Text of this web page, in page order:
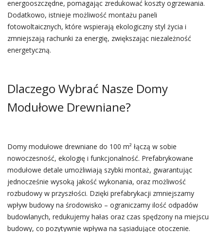
energooszczędne, pomagając zredukować koszty ogrzewania.
Dodatkowo, istnieje możliwość montażu paneli
fotowoltaicznych, które wspierają ekologiczny styl życia i
zmniejszają rachunki za energię, zwiększając niezależność
energetyczną.
Dlaczego Wybrać Nasze Domy
Modułowe Drewniane?
Domy modułowe drewniane do 100 m² łączą w sobie
nowoczesność, ekologię i funkcjonalność. Prefabrykowane
modułowe detale umożliwiają szybki montaż, gwarantując
jednocześnie wysoką jakość wykonania, oraz możliwość
rozbudowy w przyszłości. Dzięki prefabrykacji zmniejszamy
wpływ budowy na środowisko – ograniczamy ilość odpadów
budowlanych, redukujemy hałas oraz czas spędzony na miejscu
budowy, co pozytywnie wpływa na sąsiadujące otoczenie.